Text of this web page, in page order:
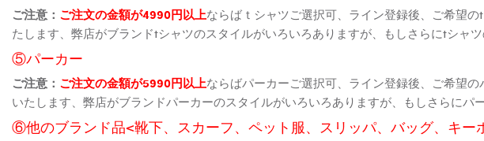
ご注意： ご注文の金額が4990円以上ならばｔシャツご選択可、ライン登録後、ご希望
たします、弊店がブランドtシャツのスタイルがいろいろありますが、もしさらにtシャ
⑤パーカー
ご注意： ご注文の金額が5990円以上ならばパーカーご選択可、ライン登録後、ご希望
いたします、弊店がブランドパーカーのスタイルがいろいろありますが、もしさらに
⑥他のブランド品<靴下、スカーフ、ペット服、スリッパ、バッグ、キー